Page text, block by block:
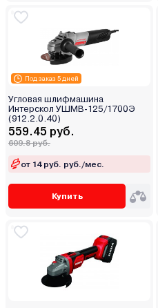
Под заказ 5 дней
Угловая шлифмашина
Интерскол УШМВ-125/1700Э
(912.2.0.40)
559.45 руб.
609.8 руб.
от 14 руб. руб./мес.
Купить